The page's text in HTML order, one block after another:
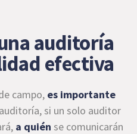
auditoría
efectiva
campo, es importante
si un solo auditor
a quién se comunicarán